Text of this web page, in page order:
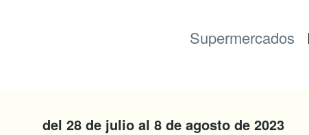
Supermercados
del 28 de julio al 8 de agosto de 2023